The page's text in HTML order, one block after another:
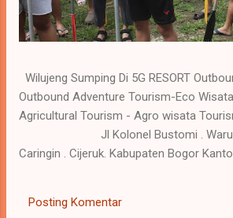
Wilujeng Sumping Di 5G RESORT
Outbound Adventure Tourism-Eco
Agricultural Tourism - Agro wisata
Jl Kolonel Bustomi . Warung
Caringin . Cijeruk. Kabupaten Bogor
Merangkul harmoni kehidupan dan
menghargai perjalanan dan pengalaman
Posting Komentar